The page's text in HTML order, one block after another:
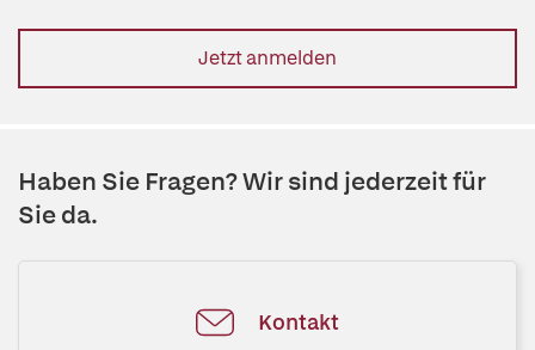
Jetzt anmelden
Haben Sie Fragen? Wir sind jederzeit für
Sie da.
Kontakt